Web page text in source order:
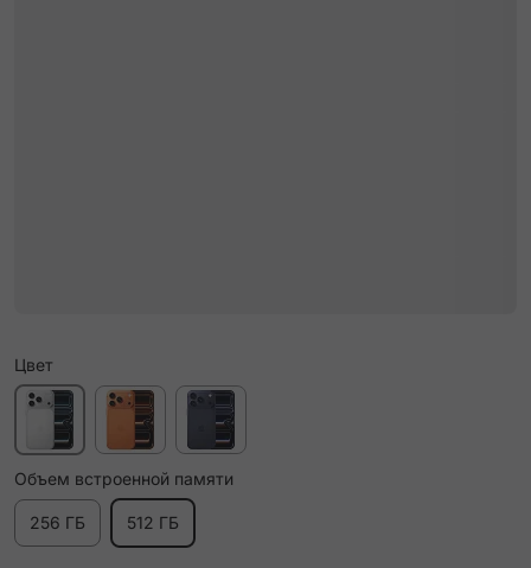
Цвет
Объем встроенной памяти
256 ГБ 512 ГБ